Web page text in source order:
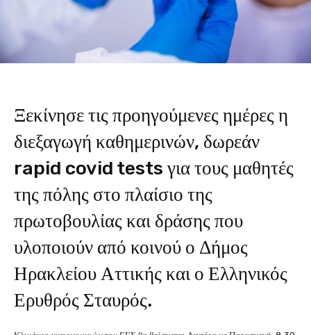
Ξεκίνησε τις προηγούμενες ημέρες η
διεξαγωγή καθημερινών, δωρεάν
rapid covid tests για τους μαθητές
της πόλης στο πλαίσιο της
πρωτοβουλίας και δράσης που
υλοποιούν από κοινού ο Δήμος
Ηρακλείου Αττικής και ο Ελληνικός
Ερυθρός Σταυρός.